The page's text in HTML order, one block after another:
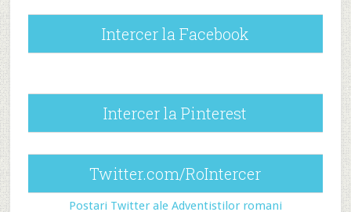
Intercer la Facebook
Intercer la Pinterest
Twitter.com/RoIntercer
Postari Twitter ale Adventistilor romani